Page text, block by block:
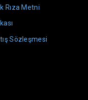
Rıza Metni
Sözleşmesi